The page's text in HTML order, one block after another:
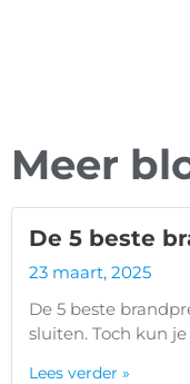
Meer
De 5 beste
23 maart, 2025
De 5 beste
sluiten. Toch kun
Lees verder »